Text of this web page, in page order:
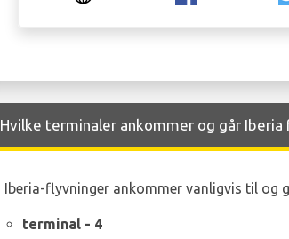
Hvilke terminaler ankommer og går Iberia
Iberia-flyvninger ankommer vanligvis til og
terminal - 4